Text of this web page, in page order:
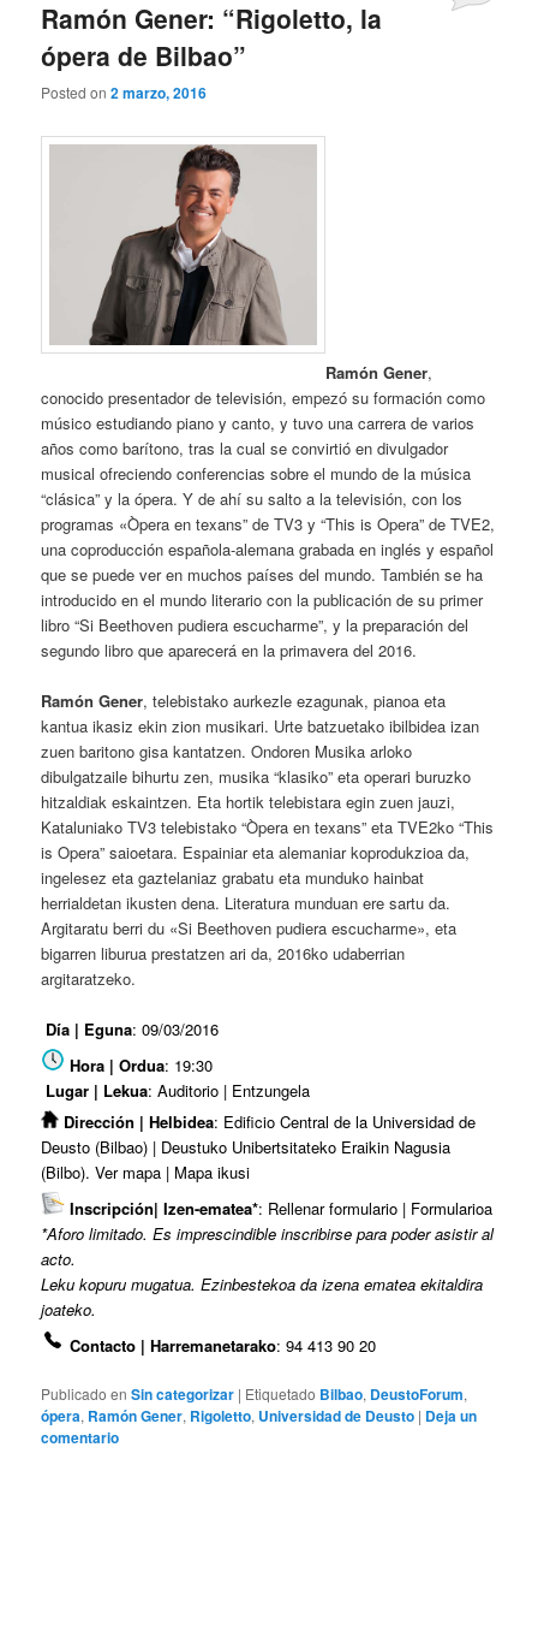
Ramón Gener: “Rigoletto, la
ópera de Bilbao”
Posted on2 marzo, 2016
Ramón Gener,
conocido presentador de televisión, empezó su formación como
músico estudiando piano y canto, y tuvo una carrera de varios
años como barítono, tras la cual se convirtió en divulgador
musical ofreciendo conferencias sobre el mundo de la música
“clásica” y la ópera. Y de ahí su salto a la televisión, con los
programas «Òpera en texans” de TV3 y “This is Opera” de TVE2,
una coproducción española-alemana grabada en inglés y español
que se puede ver en muchos países del mundo. También se ha
introducido en el mundo literario con la publicación de su primer
libro “Si Beethoven pudiera escucharme”, y la preparación del
segundo libro que aparecerá en la primavera del 2016.
Ramón Gener, telebistako aurkezle ezagunak, pianoa eta
kantua ikasiz ekin zion musikari. Urte batzuetako ibilbidea izan
zuen baritono gisa kantatzen. Ondoren Musika arloko
dibulgatzaile bihurtu zen, musika “klasiko” eta operari buruzko
hitzaldiak eskaintzen. Eta hortik telebistara egin zuen jauzi,
Kataluniako TV3 telebistako “Òpera en texans” eta TVE2ko “This
is Opera” saioetara. Espainiar eta alemaniar koprodukzioa da,
ingelesez eta gaztelaniaz grabatu eta munduko hainbat
herrialdetan ikusten dena. Literatura munduan ere sartu da.
Argitaratu berri du «Si Beethoven pudiera escucharme», eta
bigarren liburua prestatzen ari da, 2016ko udaberrian
argitaratzeko.
Día | Eguna: 09/03/2016
Hora | Ordua: 19:30
Lugar | Lekua: Auditorio | Entzungela
Dirección | Helbidea: Edificio Central de la Universidad de
Deusto (Bilbao) | Deustuko Unibertsitateko Eraikin Nagusia
(Bilbo).Ver mapa | Mapa ikusi
Inscripción| Izen-ematea*: Rellenar formulario | Formularioa
*Aforo limitado. Es imprescindible inscribirse para poder asistir al
acto.
Leku kopuru mugatua. Ezinbestekoa da izena ematea ekitaldira
joateko.
Contacto | Harremanetarako: 94 413 90 20
Publicado en Sin categorizar | Etiquetado Bilbao, DeustoForum,
ópera, Ramón Gener, Rigoletto, Universidad de Deusto | Deja un
comentario